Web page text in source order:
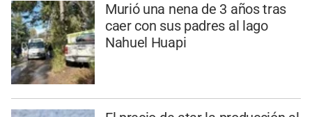
Murió una nena de 3 años tras
caer con sus padres al lago
Nahuel Huapi